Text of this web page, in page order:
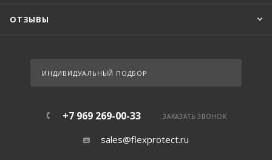
ОТЗЫВЫ
ИНДИВИДУАЛЬНЫЙ ПОДБОР
+7 969 269-00-33 ЗАКАЗАТЬ ЗВОНОК
sales@flexprotect.ru